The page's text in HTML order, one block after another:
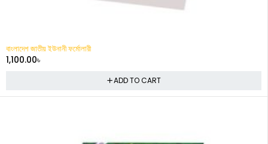
বাংলাদেশ জাতীয় ইউনানী ফর্মোলারী
1,100.00৳
ADD TO CART